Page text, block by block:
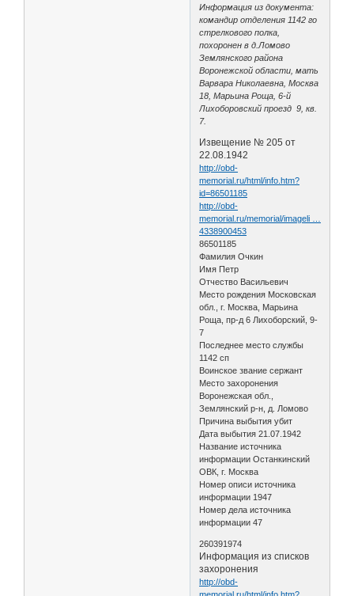
Информация из документа:
командир отделения 1142 го
стрелкового полка,
похоронен в д.Ломово
Землянского района
Воронежской области, мать
Варвара Николаевна, Москва
18, Марьина Роща, 6-й
Лихоборовский проезд 9, кв.
7.
Извещение № 205 от
22.08.1942
http://obd-
memorial.ru/html/info.htm?
id=86501185
http://obd-
memorial.ru/memorial/imageli …
4338900453
86501185
Фамилия Очкин
Имя Петр
Отчество Васильевич
Место рождения Московская
обл., г. Москва, Марьина
Роща, пр-д 6 Лихоборский, 9-
7
Последнее место службы
1142 сп
Воинское звание сержант
Место захоронения
Воронежская обл.,
Землянский р-н, д. Ломово
Причина выбытия убит
Дата выбытия 21.07.1942
Название источника
информации Останкинский
ОВК, г. Москва
Номер описи источника
информации 1947
Номер дела источника
информации 47
260391974
Информация из списков
захоронения
http://obd-